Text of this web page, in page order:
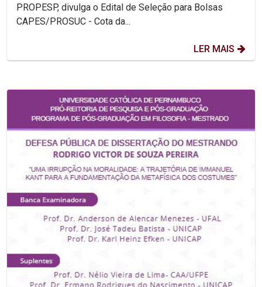
PROPESP, divulga o Edital de Seleção para Bolsas
CAPES/PROSUC - Cota da...
LER MAIS